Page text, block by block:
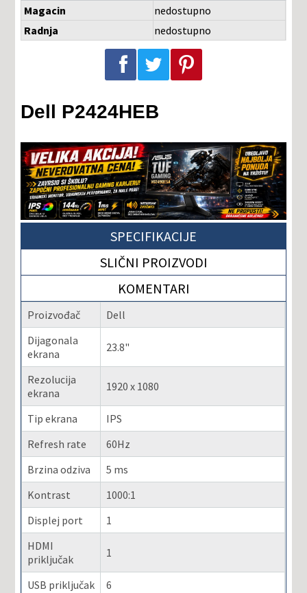
Magacin
nedostupno
Radnja
nedostupno
Podeli na Facebook-u Podeli na Twitter-u Podeli na Pinterest-u
Dell P2424HEB
SPECIFIKACIJE
SLIČNI PROIZVODI
KOMENTARI
Proizvođač
Dell
Dijagonala
ekrana
23.8"
Rezolucija
ekrana
1920 x 1080
Tip ekrana
IPS
Refresh rate
60Hz
Brzina odziva
5 ms
Kontrast
1000:1
Displej port
1
HDMI
priključak
1
USB priključak
6